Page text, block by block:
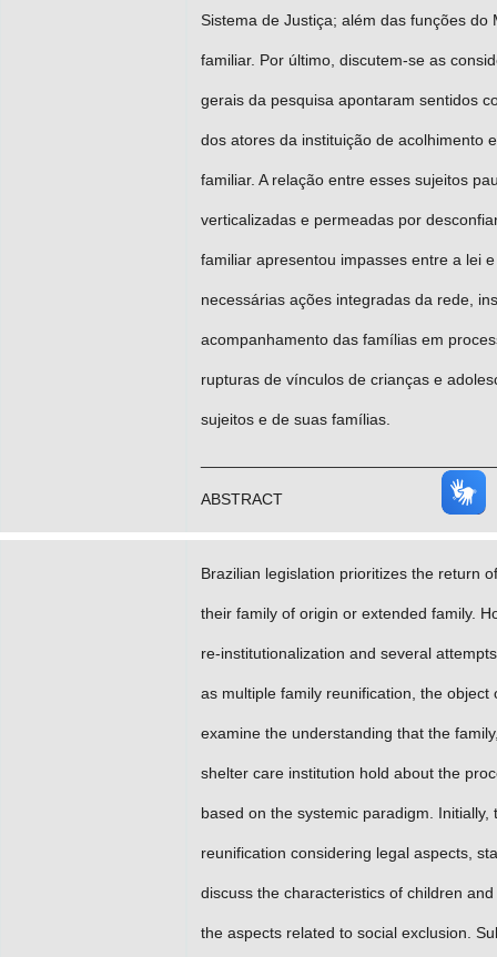
Sistema de Justiça; além das funções
familiar. Por último, discutem-se as
gerais da pesquisa apontaram sentidos
dos atores da instituição de acolhimento
familiar. A relação entre esses sujeitos
verticalizadas e permeadas por
familiar apresentou impasses entre a lei
necessárias ações integradas da rede,
acompanhamento das famílias em
rupturas de vínculos de crianças e
sujeitos e de suas famílias.
ABSTRACT
Brazilian legislation prioritizes the return
their family of origin or extended family.
re-institutionalization and several
as multiple family reunification, the
examine the understanding that the
shelter care institution hold about the
based on the systemic paradigm.
reunification considering legal aspects,
discuss the characteristics of children
the aspects related to social exclusion.